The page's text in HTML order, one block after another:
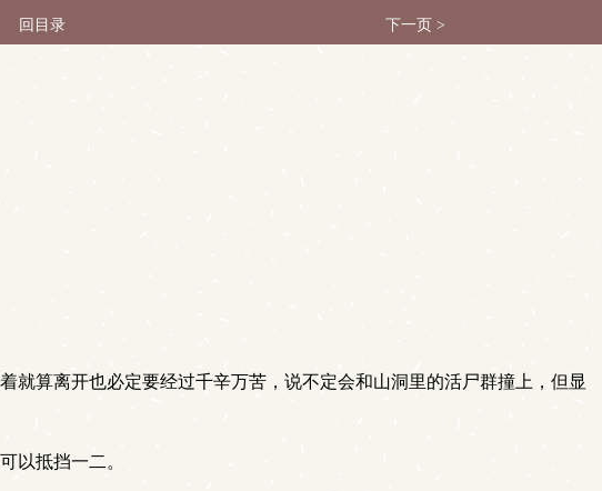
回目录 下一页 >
算离开也必定要经过千辛万苦，说不定会和山洞里的活尸群撞上，但显
以抵挡一二。